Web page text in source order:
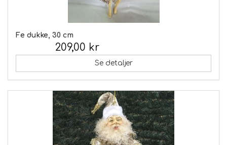
Fe dukke, 30 cm
209,00 kr
Se detaljer